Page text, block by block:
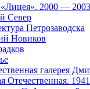
2000 — 2003
Север
Петрозаводска
Новиков
галерея
Отечественная.